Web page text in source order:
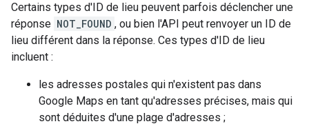
Certains types d'ID de lieu peuvent parfois déclencher une
réponse NOT_FOUND , ou bien l'API peut renvoyer un ID de
lieu différent dans la réponse. Ces types d'ID de lieu
incluent :
les adresses postales qui n'existent pas dans
Google Maps en tant qu'adresses précises, mais qui
sont déduites d'une plage d'adresses ;